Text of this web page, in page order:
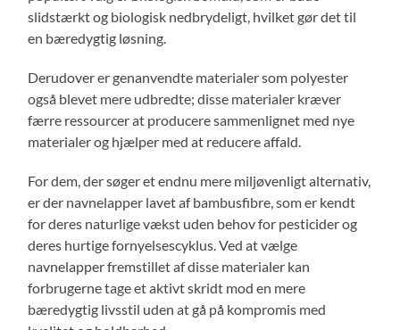
slidstærkt og biologisk nedbrydeligt, hvilket gør det til
en bæredygtig løsning.
Derudover er genanvendte materialer som polyester
også blevet mere udbredte; disse materialer kræver
færre ressourcer at producere sammenlignet med nye
materialer og hjælper med at reducere affald.
For dem, der søger et endnu mere miljøvenligt alternativ,
er der navnelapper lavet af bambusfibre, som er kendt
for deres naturlige vækst uden behov for pesticider og
deres hurtige fornyelsescyklus. Ved at vælge
navnelapper fremstillet af disse materialer kan
forbrugerne tage et aktivt skridt mod en mere
bæredygtig livsstil uden at gå på kompromis med